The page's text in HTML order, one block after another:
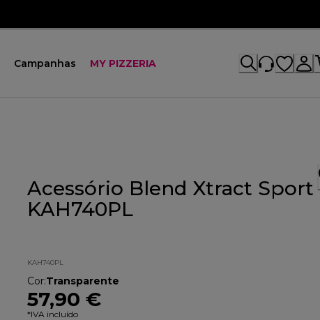
Campanhas MY PIZZERIA
Acessório Blend Xtract Sport
KAH740PL
KAH740PL
Cor:Transparente
57,90 €
*IVA incluído